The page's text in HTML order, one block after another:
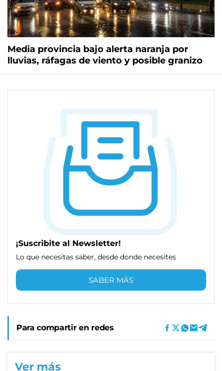
Media provincia bajo alerta naranja por
lluvias, ráfagas de viento y posible granizo
¡Suscribite al Newsletter!
Lo que necesitas saber, desde donde necesites
SABER MÁS
Para compartir en redes
Ver más